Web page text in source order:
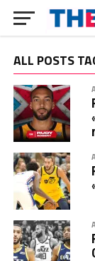
ALL POSTS